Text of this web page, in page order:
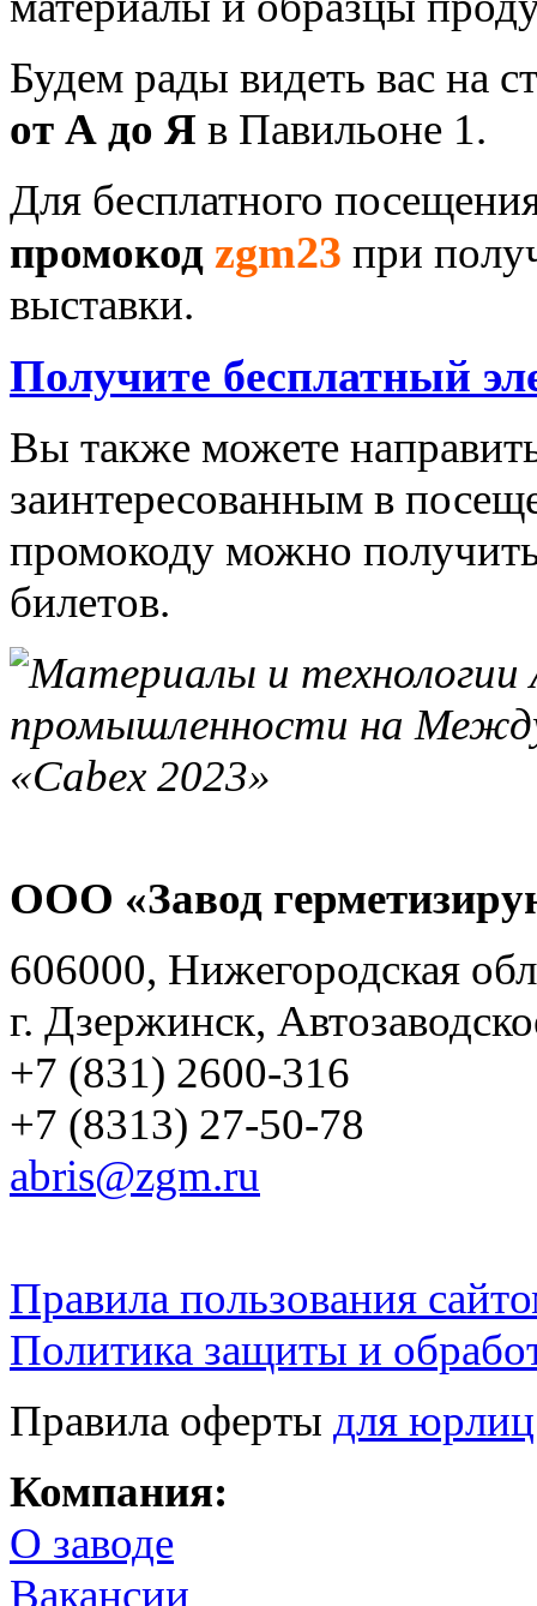
Будем рады видеть вас на
от А до Я в Павильоне 1.
Для бесплатного
промокод zgm23 при
выставки.
Получите бесплатный
Вы также можете
заинтересованным в
промокоду можно
билетов.
ООО «Завод
606000, Нижегородская
г. Дзержинск,
+7 (831) 2600-316
+7 (8313) 27-50-78
abris@zgm.ru
Правила пользования
Политика защиты и
Правила оферты для
Компания:
О заводе
Вакансии